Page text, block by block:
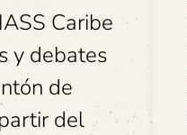
Caribe
y debates
de
del